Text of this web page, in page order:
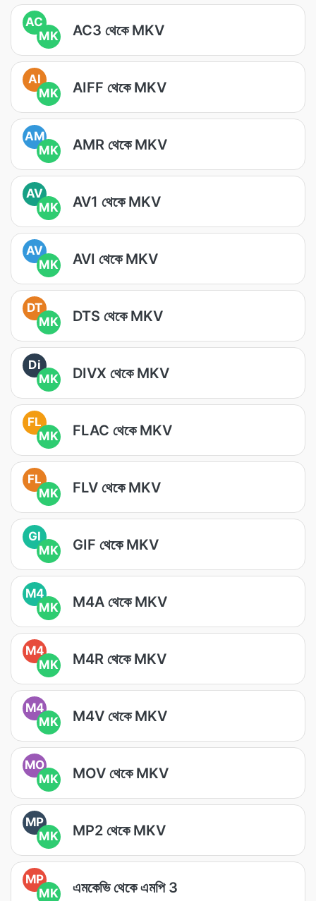
AC
MK
AC3 থেকে MKV
AI
MK
AIFF থেকে MKV
AM
MK
AMR থেকে MKV
AV
MK
AV1 থেকে MKV
AV
MK
AVI থেকে MKV
DT
MK
DTS থেকে MKV
Di
MK
DIVX থেকে MKV
FL
MK
FLAC থেকে MKV
FL
MK
FLV থেকে MKV
GI
MK
GIF থেকে MKV
M4
MK
M4A থেকে MKV
M4
MK
M4R থেকে MKV
M4
MK
M4V থেকে MKV
MO
MK
MOV থেকে MKV
MP
MK
MP2 থেকে MKV
MP
MK
এমকেভি থেকে এমপি 3